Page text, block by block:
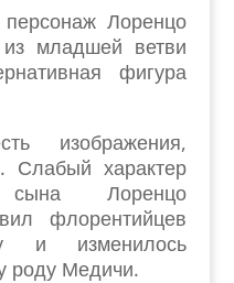
Лоренцо
младшей ветви
фигура
изображения,
Слабый характер
Лоренцо
флорентийцев
и изменилось
роду Медичи.